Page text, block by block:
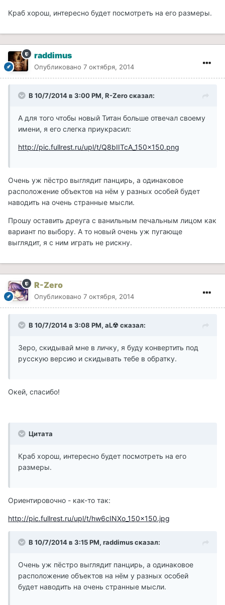
Краб хорош, интересно будет посмотреть на его размеры.
raddimus
Опубликовано 7 октября, 2014
В 10/7/2014 в 3:00 PM, R-Zero сказал:
А для того чтобы новый Титан больше отвечал своему
имени, я его слегка приукрасил:
http://pic.fullrest.ru/upl/t/Q8bIITcA_150x150.png
Очень уж пёстро выглядит панцирь, а одинаковое
расположение объектов на нём у разных особей будет
наводить на очень странные мысли.
Прошу оставить дреуга с ванильным печальным лицом как
вариант по выбору. А то новый очень уж пугающе
выглядит, я с ним играть не рискну.
R-Zero
Опубликовано 7 октября, 2014
В 10/7/2014 в 3:08 PM, aL☢ сказал:
Зеро, скидывай мне в личку, я буду конвертить под
русскую версию и скидывать тебе в обратку.
Окей, спасибо!
Цитата
Краб хорош, интересно будет посмотреть на его
размеры.
Ориентировочно - как-то так:
http://pic.fullrest.ru/upl/t/hw6cINXo_150x150.jpg
В 10/7/2014 в 3:15 PM, raddimus сказал:
Очень уж пёстро выглядит панцирь, а одинаковое
расположение объектов на нём у разных особей
будет наводить на очень странные мысли.